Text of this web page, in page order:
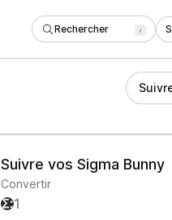
Rechercher /
Suivre vos Sigma Bunny
Convertir